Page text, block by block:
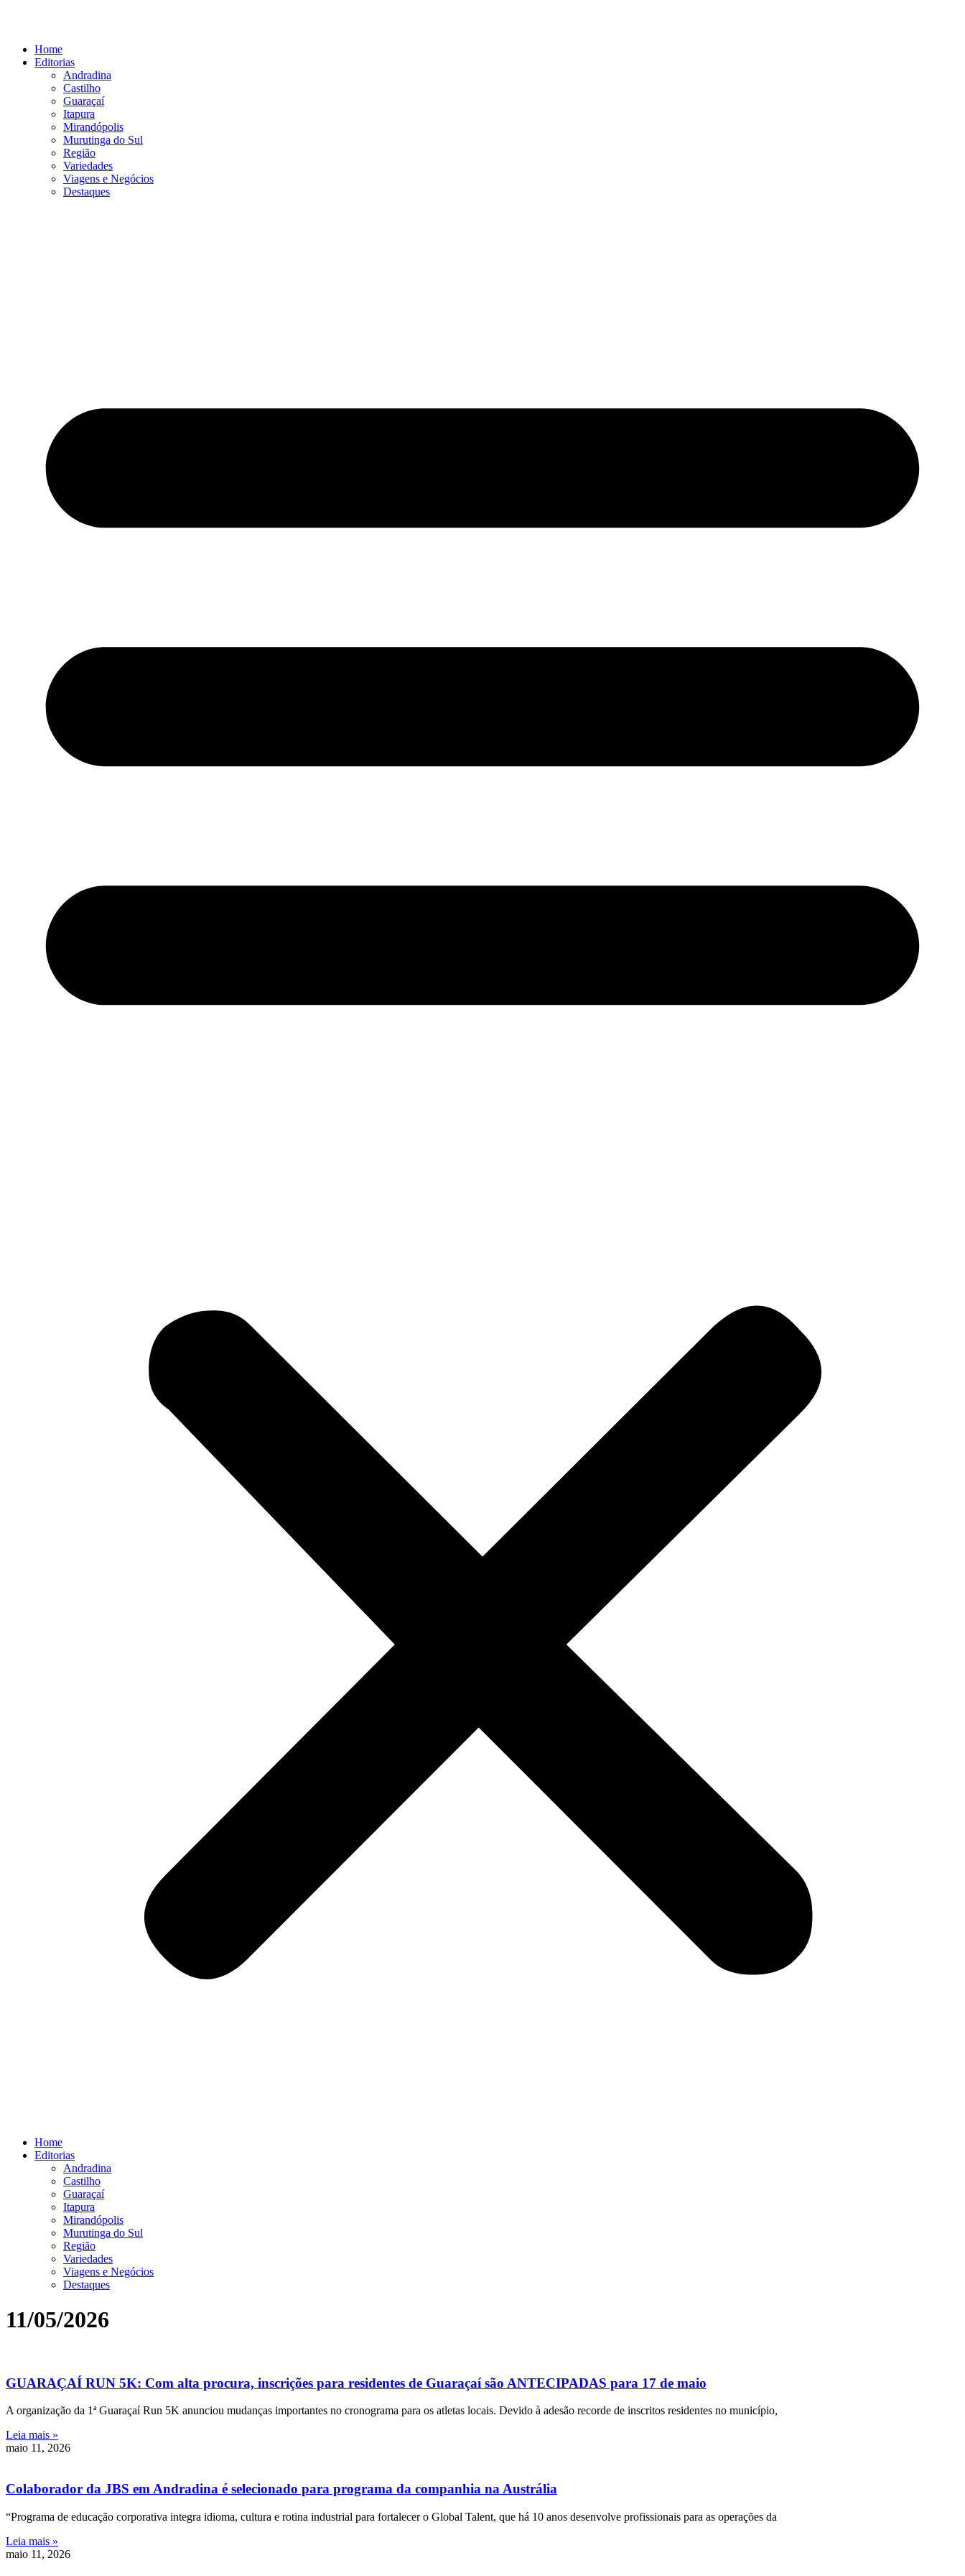
conteúdoHome
Editorias
Andradina
Castilho
Guaraçaí
Itapura
Mirandópolis
Murutinga do Sul
Região
Variedades
Viagens e Negócios
Destaques
Home
Editorias
Andradina
Castilho
Guaraçaí
Itapura
Mirandópolis
Murutinga do Sul
Região
Variedades
Viagens e Negócios
Destaques
11/05/2026
GUARAÇAÍ RUN 5K: Com alta procura, inscrições para residentes de Guaraçaí são ANTECIPADAS para 17 de maio
A organização da 1ª Guaraçaí Run 5K anunciou mudanças importantes no cronograma para os atletas locais. Devido à adesão recorde de inscritos residentes no município,
Leia mais »
maio 11, 2026
Colaborador da JBS em Andradina é selecionado para programa da companhia na Austrália
“Programa de educação corporativa integra idioma, cultura e rotina industrial para fortalecer o Global Talent, que há 10 anos desenvolve profissionais para as operações da
Leia mais »
maio 11, 2026